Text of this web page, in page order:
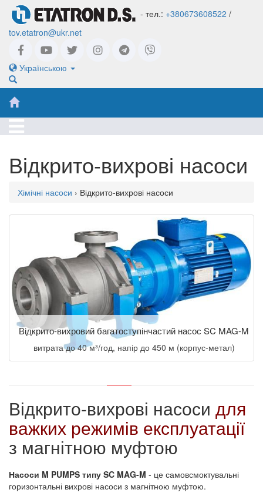
- тел.: +380673608522 /
tov.etatron@ukr.net
Українською
Відкрито-вихрові насоси
Хімічні насоси › Відкрито-вихрові насоси
Відкрито-вихровий багатоступінчастий насос SC MAG-M
витрата до 40 м³/год, напір до 450 м (корпус-метал)
Відкрито-вихрові насоси для
важких режимів експлуатації
з магнітною муфтою
Насоси M PUMPS типу SC MAG-M - це самовсмоктувальні
горизонтальні вихрові насоси з магнітною муфтою.